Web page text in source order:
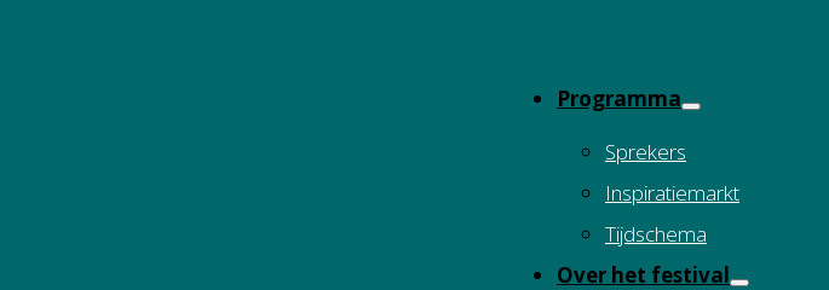
Programma
Sprekers
Inspiratiemarkt
Tijdschema
Over het festival